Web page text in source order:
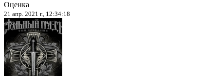
Оценка
21 апр. 2021 г., 12:34:18